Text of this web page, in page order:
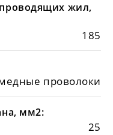
жил,
185
проволоки
мм2:
25